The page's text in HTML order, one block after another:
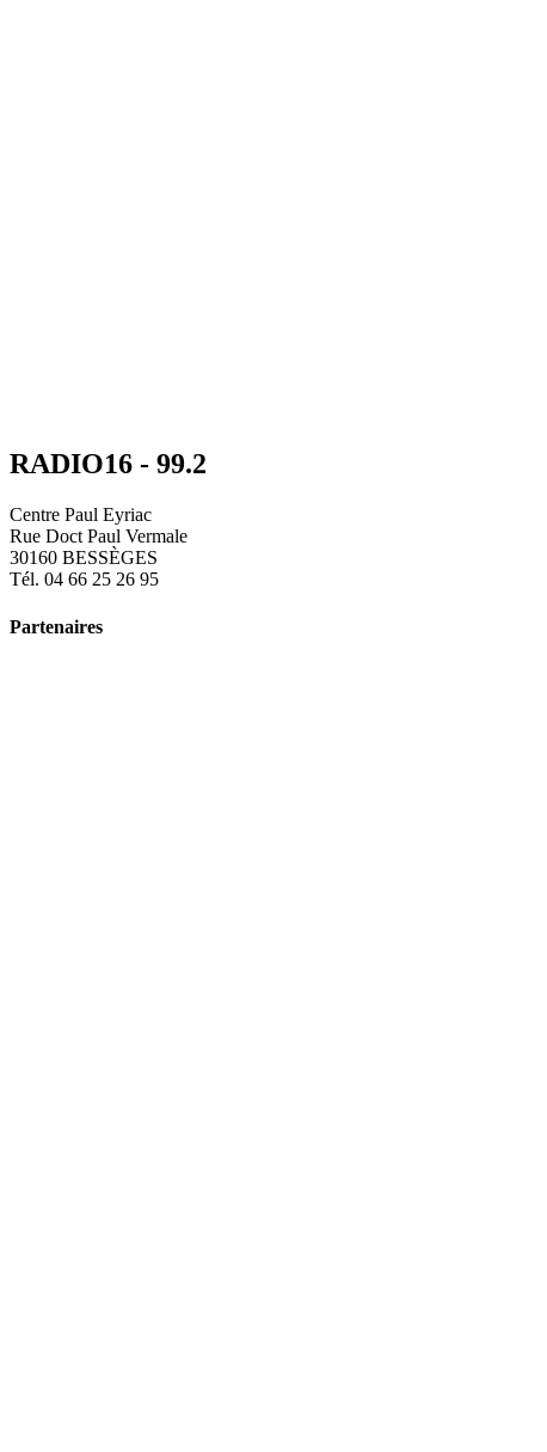
RADIO16 - 99.2
Centre Paul Eyriac
Rue Doct Paul Vermale
30160 BESSÈGES
Tél. 04 66 25 26 95
Partenaires